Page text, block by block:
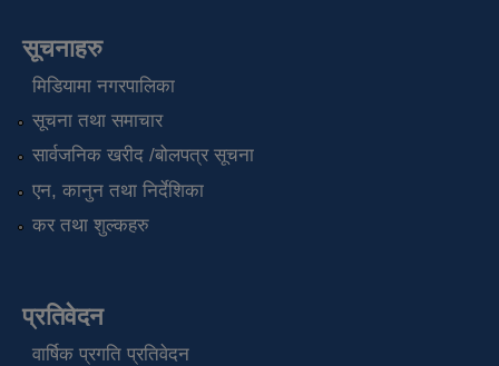
सूचनाहरु
मिडियामा नगरपालिका
सूचना तथा समाचार
सार्वजनिक खरीद /बोलपत्र सूचना
एन, कानुन तथा निर्देशिका
कर तथा शुल्कहरु
प्रतिवेदन
वार्षिक प्रगति प्रतिवेदन